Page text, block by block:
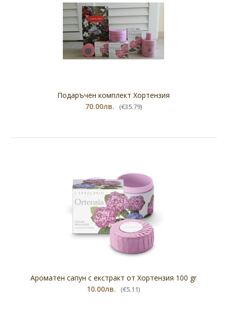
Подаръчен комплект Хортензия
70.00лв. (€35.79)
Ароматен сапун с екстракт от Хортензия 100 gr
10.00лв. (€5.11)